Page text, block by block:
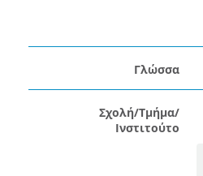
Γλώσσα
Σχολή/Τμήμα/
Ινστιτούτο